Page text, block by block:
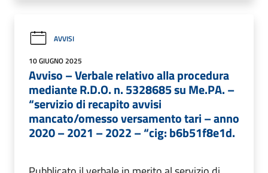
AVVISI
10 GIUGNO 2025
Avviso – Verbale relativo alla procedura
mediante R.D.O. n. 5328685 su Me.PA. –
“servizio di recapito avvisi
mancato/omesso versamento tari – anno
2020 – 2021 – 2022 – “cig: b6b51f8e1d.